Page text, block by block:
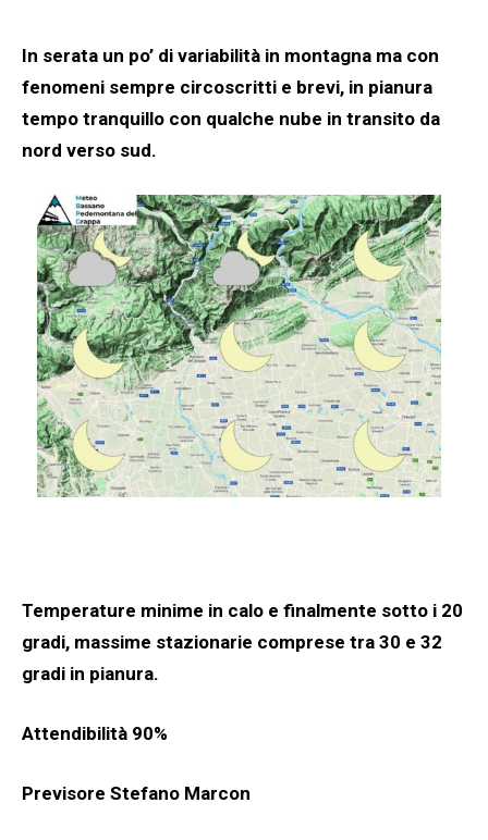
In serata un po’ di variabilità in montagna ma con
fenomeni sempre circoscritti e brevi, in pianura
tempo tranquillo con qualche nube in transito da
nord verso sud.
Temperature minime in calo e finalmente sotto i 20
gradi, massime stazionarie comprese tra 30 e 32
gradi in pianura.
Attendibilità 90%
Previsore Stefano Marcon